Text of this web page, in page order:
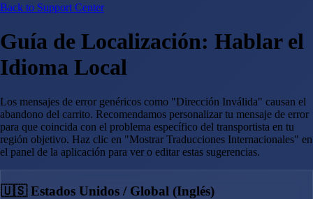
Back to Support Center
Guía de Localización: Hablar el
Idioma Local
Los mensajes de error genéricos como "Dirección Inválida" causan el
abandono del carrito. Recomendamos personalizar tu mensaje de error
para que coincida con el problema específico del transportista en tu
región objetivo. Haz clic en "Mostrar Traducciones Internacionales" en
el panel de la aplicación para ver o editar estas sugerencias.
🇺🇸 Estados Unidos / Global (Inglés)